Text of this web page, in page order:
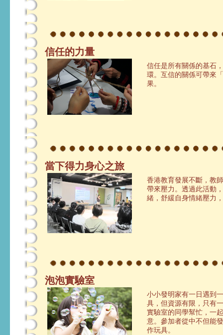
信任的力量
信任是所有關係的基石
環。互信的關係可帶來
果。
當下得力身心之旅
香港教育發展不斷，教
帶來壓力。透過此活動
緒，舒緩自身情緒壓力
泡泡實驗室
小小發明家有一日遇到
具，但資源有限，只有
實驗室的同學幫忙，一
意。參加者從中不但能
作玩具。